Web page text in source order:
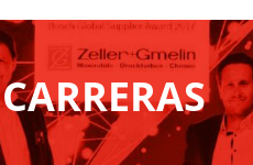
CARRERAS